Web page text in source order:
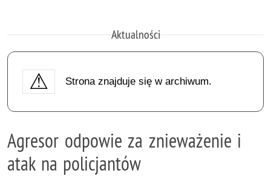
Aktualności
Strona znajduje się w archiwum.
Agresor odpowie za znieważenie i
atak na policjantów